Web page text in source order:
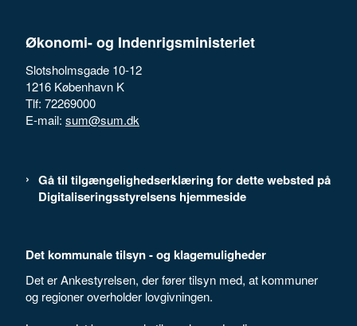
Økonomi- og Indenrigsministeriet
Slotsholmsgade 10-12
1216 København K
Tlf: 72269000
E-mail: sum@sum.dk
Gå til tilgængelighedserklæring for dette websted på
Digitaliseringsstyrelsens hjemmeside
Det kommunale tilsyn - og klagemuligheder
Det er Ankestyrelsen, der fører tilsyn med, at kommuner
og regioner overholder lovgivningen.